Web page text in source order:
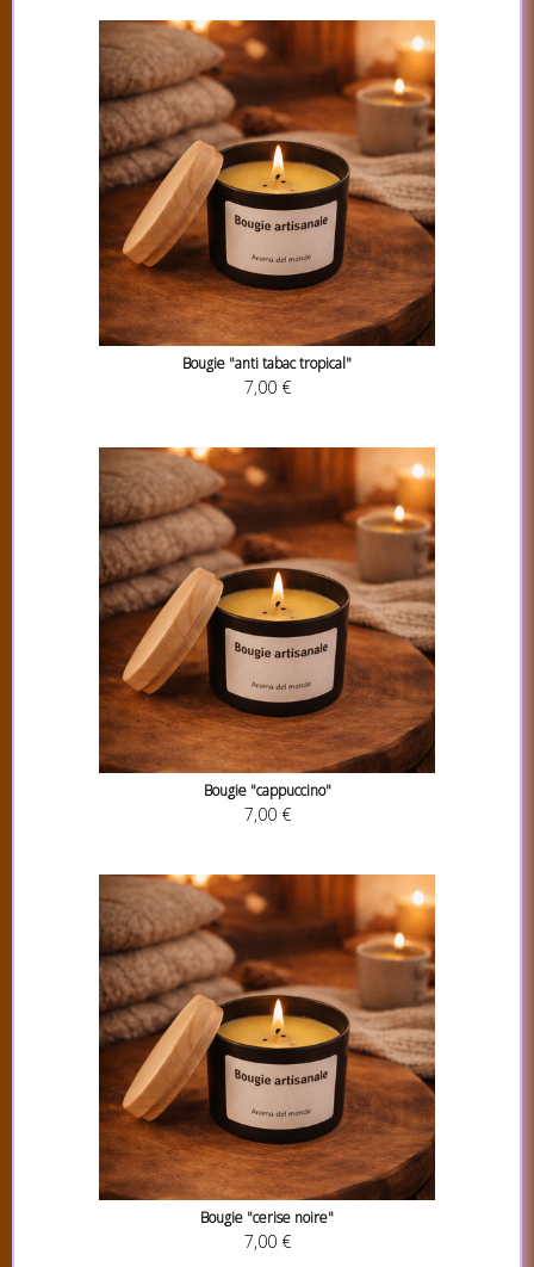
Bougie "anti tabac tropical"
7,00 €
Bougie "cappuccino"
7,00 €
Bougie "cerise noire"
7,00 €